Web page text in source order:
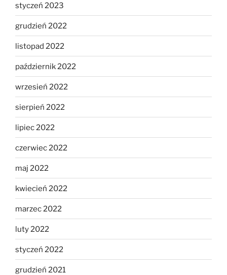
styczeń 2023
grudzień 2022
listopad 2022
październik 2022
wrzesień 2022
sierpień 2022
lipiec 2022
czerwiec 2022
maj 2022
kwiecień 2022
marzec 2022
luty 2022
styczeń 2022
grudzień 2021